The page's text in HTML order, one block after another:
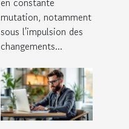
contrats de
travail ?
mutation, notamment
sous l'impulsion des
changements...